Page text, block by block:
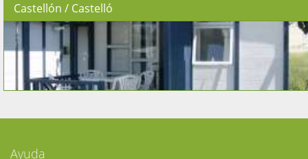
Castellón / Castelló
Ayuda